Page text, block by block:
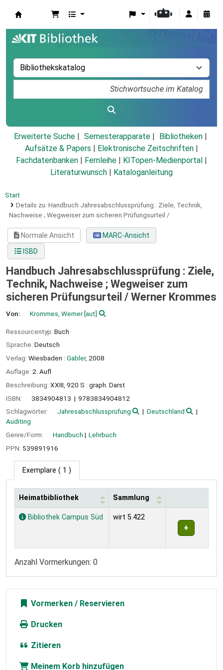
Erweiterte Suche Semesterapparate
Bibliotheken
Aufsätze & Papers
Elektronische Zeitschriften
Fachdatenbanken
Fernleihe KITopen-Medienportal
Literaturwunsch
Kataloganleitung
Start
Details zu: Handbuch Jahresabschlussprüfung : Ziele, Technik,
Nachweise ; Wegweiser zum sicheren Prüfungsurteil /
Normale Ansicht
MARC-Ansicht
ISBD
Handbuch Jahresabschlussprüfung : Ziele,
Technik, Nachweise ; Wegweiser zum
sicheren Prüfungsurteil / Werner Krommes
Von: Krommes, Werner[aut]
Ressourcentyp: Buch
Sprache: Deutsch
Verlag: Wiesbaden : Gabler, 2008
Auflage: 2. Aufl
Beschreibung: XXIII, 920 S : graph. Darst
ISBN:
3834904813
9783834904812
Schlagwörter:
Jahresabschlussprüfung
Deutschland
Auditing
Genre/Form:
Handbuch
Lehrbuch
PPN: 539891916
Exemplare ( 1 )
Exemplare
Heimatbibliothek Sammlung
Bibliothek Campus Süd wirt 5.422
Anzahl Vormerkungen: 0
Vormerken
Drucken
Zitieren
Meinem Korb hinzufügen